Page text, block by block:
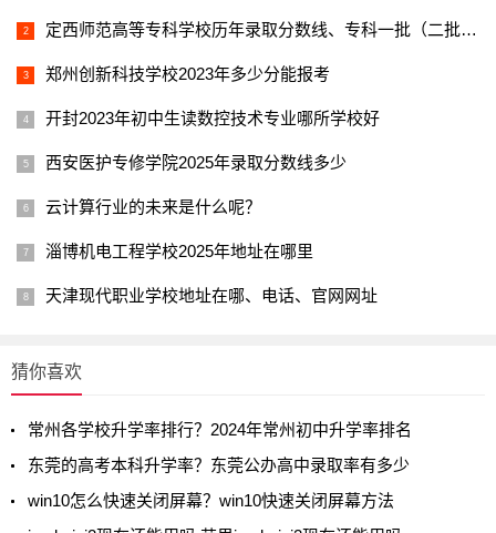
定西师范高等专科学校历年录取分数线、专科一批（二批）、文
郑州创新科技学校2023年多少分能报考
开封2023年初中生读数控技术专业哪所学校好
西安医护专修学院2025年录取分数线多少
云计算行业的未来是什么呢？
淄博机电工程学校2025年地址在哪里
天津现代职业学校地址在哪、电话、官网网址
猜你喜欢
常州各学校升学率排行？2024年常州初中升学率排名
东莞的高考本科升学率？东莞公办高中录取率有多少
win10怎么快速关闭屏幕？win10快速关闭屏幕方法